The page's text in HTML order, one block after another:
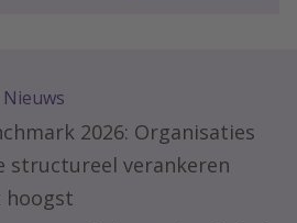
Nieuws
2026: Organisaties
structureel verankeren
hoogst